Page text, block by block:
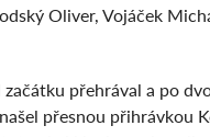
Oliver, Vojáček
přehrával a po
přesnou přihrávkou